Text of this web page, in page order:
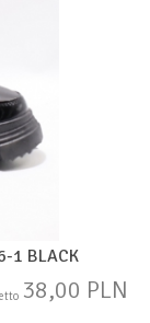
1 BLACK
38,00 PLN